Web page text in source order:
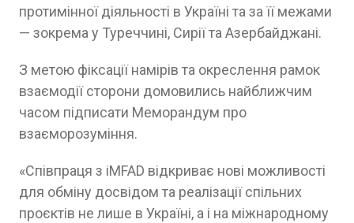
протимінної діяльності в Україні та за її межами
— зокрема у Туреччині, Сирії та Азербайджані.
З метою фіксації намірів та окреслення рамок
взаємодії сторони домовились найближчим
часом підписати Меморандум про
взаєморозуміння.
«Співпраця з iMFAD відкриває нові можливості
для обміну досвідом та реалізації спільних
проєктів не лише в Україні, а і на міжнародному